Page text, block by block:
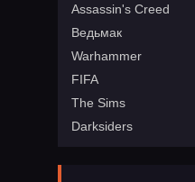
Assassin's Creed
Ведьмак
Warhammer
FIFA
The Sims
Darksiders